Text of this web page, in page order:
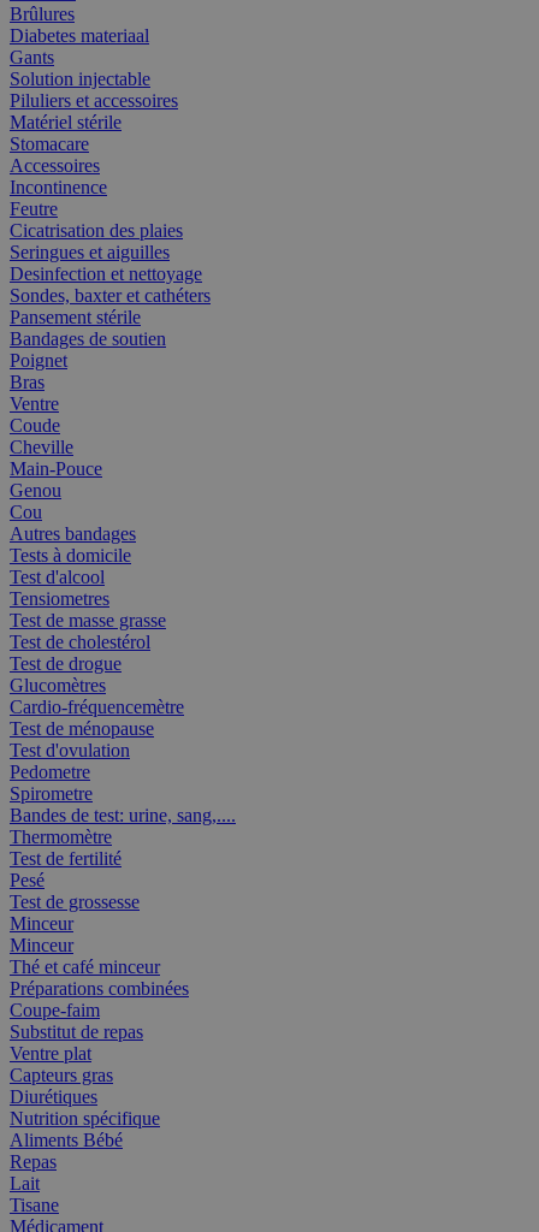
Brûlures
Diabetes materiaal
Gants
Solution injectable
Piluliers et accessoires
Matériel stérile
Stomacare
Accessoires
Incontinence
Feutre
Cicatrisation des plaies
Seringues et aiguilles
Desinfection et nettoyage
Sondes, baxter et cathéters
Pansement stérile
Bandages de soutien
Poignet
Bras
Ventre
Coude
Cheville
Main-Pouce
Genou
Cou
Autres bandages
Tests à domicile
Test d'alcool
Tensiometres
Test de masse grasse
Test de cholestérol
Test de drogue
Glucomètres
Cardio-fréquencemètre
Test de ménopause
Test d'ovulation
Pedometre
Spirometre
Bandes de test: urine, sang,....
Thermomètre
Test de fertilité
Pesé
Test de grossesse
Minceur
Minceur
Thé et café minceur
Préparations combinées
Coupe-faim
Substitut de repas
Ventre plat
Capteurs gras
Diurétiques
Nutrition spécifique
Aliments Bébé
Repas
Lait
Tisane
Médicament